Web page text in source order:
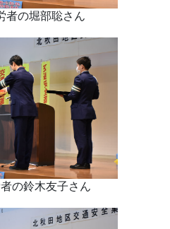
者の堀部聡さん
の鈴木友子さん